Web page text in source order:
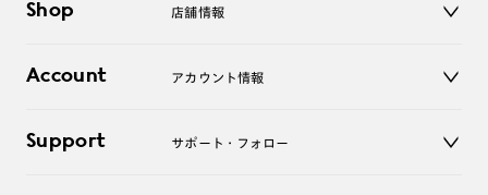
サングラス
コンタクトレンズ
アクセサリー
Shop 店舗情報
オンラインショップ
Account アカウント情報
ログアウト
Support サポート・フォロー